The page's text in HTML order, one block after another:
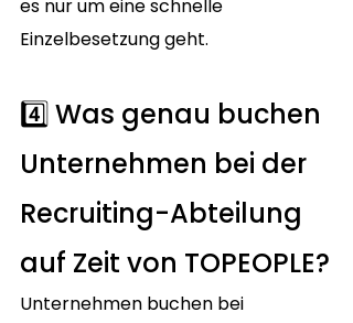
es nur um eine schnelle
Einzelbesetzung geht.
4️⃣ Was genau buchen
Unternehmen bei der
Recruiting-Abteilung
auf Zeit von TOPEOPLE?
Unternehmen buchen bei